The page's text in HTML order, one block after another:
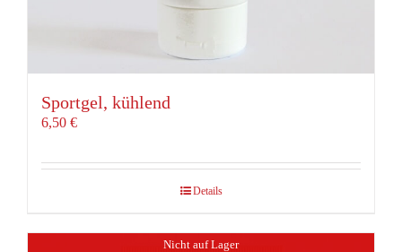
Sportgel, kühlend
6,50 €
Details
Nicht auf Lager